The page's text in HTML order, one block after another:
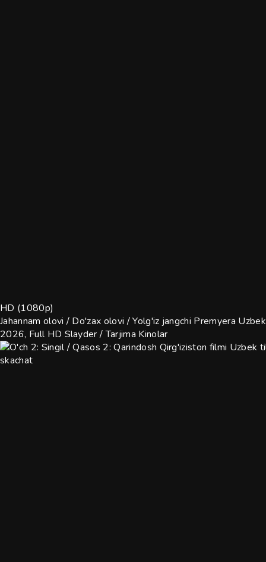
HD (1080p)
Jahannam olovi / Do'zax olovi / Yolg'iz jangchi Premyera
2026, Full HD Slayder / Tarjima Kinolar